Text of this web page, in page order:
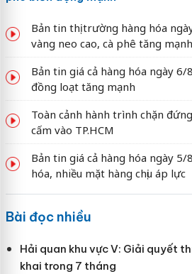
Bản tin thị trường hàng hóa
vàng neo cao, cà phê tăng
Bản tin giá cả hàng hóa ngày 6/
đồng loạt tăng mạnh
Toàn cảnh hành trình chặn
cấm vào TP.HCM
Bản tin giá cả hàng hóa ngày
hóa, nhiều mặt hàng chịu áp lực
Bài đọc nhiều
Hải quan khu vực V: Giải quyết
khai trong 7 tháng